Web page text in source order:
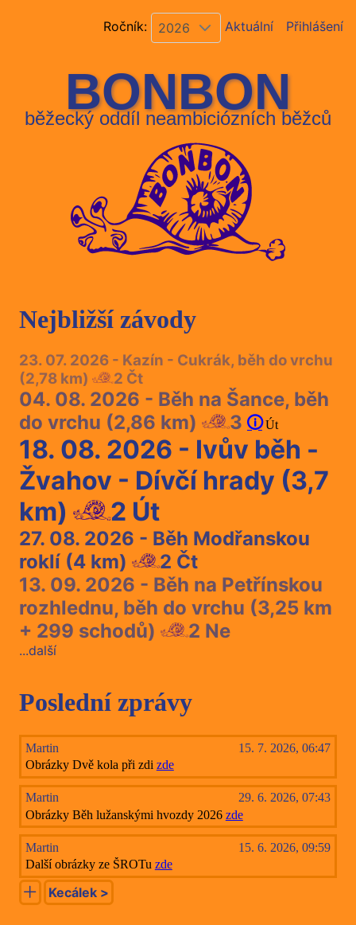
Ročník: 2026 Aktuální Přihlášení
BONBON
běžecký oddíl neambiciózních běžců
Nejbližší závody
23. 07. 2026 - Kazín - Cukrák, běh do vrchu
(2,78 km)
2 Čt
04. 08. 2026 - Běh na Šance, běh
do vrchu (2,86 km)
3 Út
18. 08. 2026 - Ivův běh -
Žvahov - Dívčí hrady (3,7
km)
2 Út
27. 08. 2026 - Běh Modřanskou
roklí (4 km)
2 Čt
13. 09. 2026 - Běh na Petřínskou
rozhlednu, běh do vrchu (3,25 km
+ 299 schodů)
2 Ne
...další
Poslední zprávy
Martin
15. 7. 2026, 06:47
Obrázky Dvě kola při zdi zde
Martin
29. 6. 2026, 07:43
Obrázky Běh lužanskými hvozdy 2026 zde
Martin
15. 6. 2026, 09:59
Další obrázky ze ŠROTu zde
Kecálek >